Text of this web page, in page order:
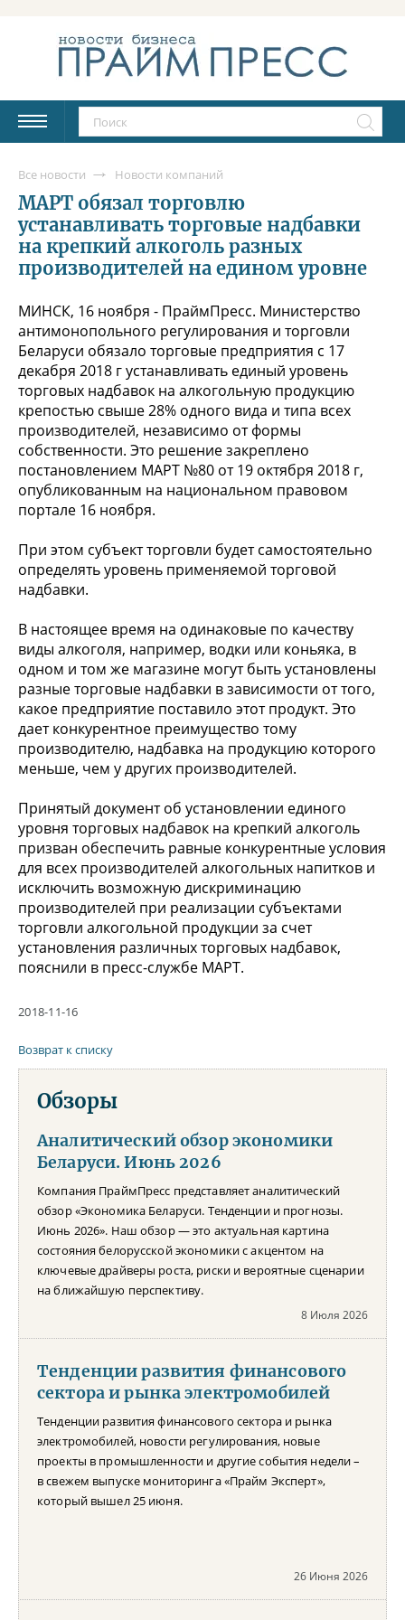
Все новости Новости компаний
МАРТ обязал торговлю
устанавливать торговые надбавки
на крепкий алкоголь разных
производителей на едином уровне
МИНСК, 16 ноября - ПраймПресс. Министерство
антимонопольного регулирования и торговли
Беларуси обязало торговые предприятия с 17
декабря 2018 г устанавливать единый уровень
торговых надбавок на алкогольную продукцию
крепостью свыше 28% одного вида и типа всех
производителей, независимо от формы
собственности. Это решение закреплено
постановлением МАРТ №80 от 19 октября 2018 г,
опубликованным на национальном правовом
портале 16 ноября.
При этом субъект торговли будет самостоятельно
определять уровень применяемой торговой
надбавки.
В настоящее время на одинаковые по качеству
виды алкоголя, например, водки или коньяка, в
одном и том же магазине могут быть установлены
разные торговые надбавки в зависимости от того,
какое предприятие поставило этот продукт. Это
дает конкурентное преимущество тому
производителю, надбавка на продукцию которого
меньше, чем у других производителей.
Принятый документ об установлении единого
уровня торговых надбавок на крепкий алкоголь
призван обеспечить равные конкурентные условия
для всех производителей алкогольных напитков и
исключить возможную дискриминацию
производителей при реализации субъектами
торговли алкогольной продукции за счет
установления различных торговых надбавок,
пояснили в пресс-службе МАРТ.
2018-11-16
Возврат к списку
Обзоры
Аналитический обзор экономики
Беларуси. Июнь 2026
Компания ПраймПресс представляет аналитический
обзор «Экономика Беларуси. Тенденции и прогнозы.
Июнь 2026». Наш обзор — это актуальная картина
состояния белорусской экономики с акцентом на
ключевые драйверы роста, риски и вероятные сценарии
на ближайшую перспективу.
8 Июля 2026
Тенденции развития финансового
сектора и рынка электромобилей
Тенденции развития финансового сектора и рынка
электромобилей, новости регулирования, новые
проекты в промышленности и другие события недели –
в свежем выпуске мониторинга «Прайм Эксперт»,
который вышел 25 июня.
26 Июня 2026